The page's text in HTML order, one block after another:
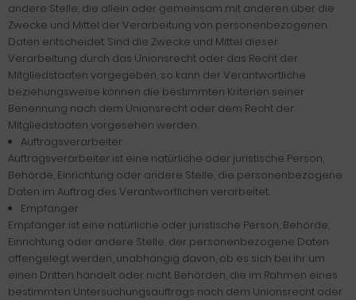
andere Stelle, die allein oder gemeinsam mit anderen über die
Zwecke und Mittel der Verarbeitung von personenbezogenen
Daten entscheidet. Sind die Zwecke und Mittel dieser
Verarbeitung durch das Unionsrecht oder das Recht der
Mitgliedstaaten vorgegeben, so kann der Verantwortliche
beziehungsweise können die bestimmten Kriterien seiner
Benennung nach dem Unionsrecht oder dem Recht der
Mitgliedstaaten vorgesehen werden.
Auftragsverarbeiter
Auftragsverarbeiter ist eine natürliche oder juristische Person,
Behörde, Einrichtung oder andere Stelle, die personenbezogene
Daten im Auftrag des Verantwortlichen verarbeitet.
Empfänger
Empfänger ist eine natürliche oder juristische Person, Behörde,
Einrichtung oder andere Stelle, der personenbezogene Daten
offengelegt werden, unabhängig davon, ob es sich bei ihr um
einen Dritten handelt oder nicht. Behörden, die im Rahmen eines
bestimmten Untersuchungsauftrags nach dem Unionsrecht oder